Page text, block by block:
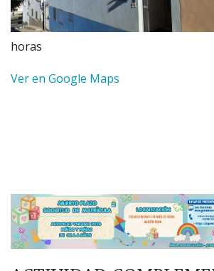
horas
Ver en Google Maps